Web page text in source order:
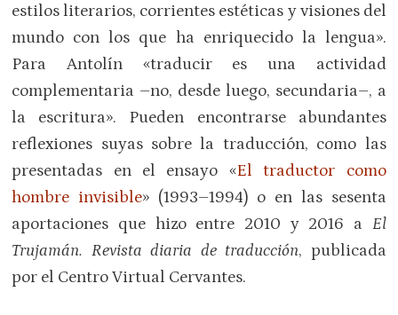
estilos literarios, corrientes estéticas y visiones del
mundo con los que ha enriquecido la lengua».
Para Antolín «traducir es una actividad
complementaria –no, desde luego, secundaria–, a
la escritura». Pueden encontrarse abundantes
reflexiones suyas sobre la traducción, como las
presentadas en el ensayo «El traductor como
hombre invisible» (1993–1994) o en las sesenta
aportaciones que hizo entre 2010 y 2016 a El
Trujamán. Revista diaria de traducción, publicada
por el Centro Virtual Cervantes.